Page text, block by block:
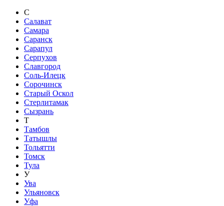
С
Салават
Самара
Саранск
Сарапул
Серпухов
Славгород
Соль-Илецк
Сорочинск
Старый Оскол
Стерлитамак
Сызрань
Т
Тамбов
Татышлы
Тольятти
Томск
Тула
У
Ува
Ульяновск
Уфа